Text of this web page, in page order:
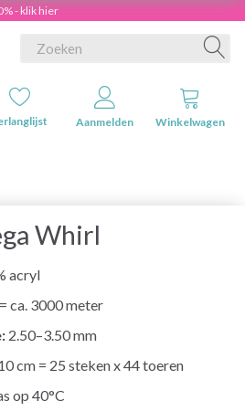
- klik hier
Aanmelden Winkelwagen
Whirl
acryl
ca. 3000 meter
2.50–3.50 mm
cm = 25 steken x 44 toeren
op 40°C